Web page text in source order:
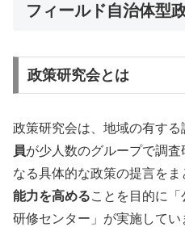
フィールド自治体型
政策研究会とは
政策研究会は、地域の有する
員が少人数のグループで調
なる具体的な政策の提言を
能力を高めることを目的に
研修センター」が実施してい